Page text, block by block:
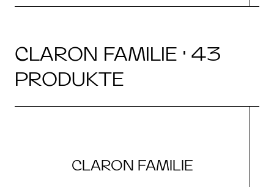
CLARON FAMILIE · 43
PRODUKTE
CLARON FAMILIE